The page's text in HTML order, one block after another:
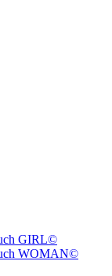
GIRL©
WOMAN©